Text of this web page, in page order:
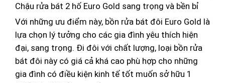
Chậu rửa bát 2 hố Euro Gold sang trọng và bền bỉ
Với những ưu điểm này, bồn rửa bát đôi Euro Gold là
lựa chọn lý tưởng cho các gia đình yêu thích hiện
đại, sang trọng. Đi đôi với chất lượng, loại bồn rửa
bát đôi này có giá cả khá cao phù hợp cho những
gia đình có điều kiện kinh tế tốt muốn sở hữu 1